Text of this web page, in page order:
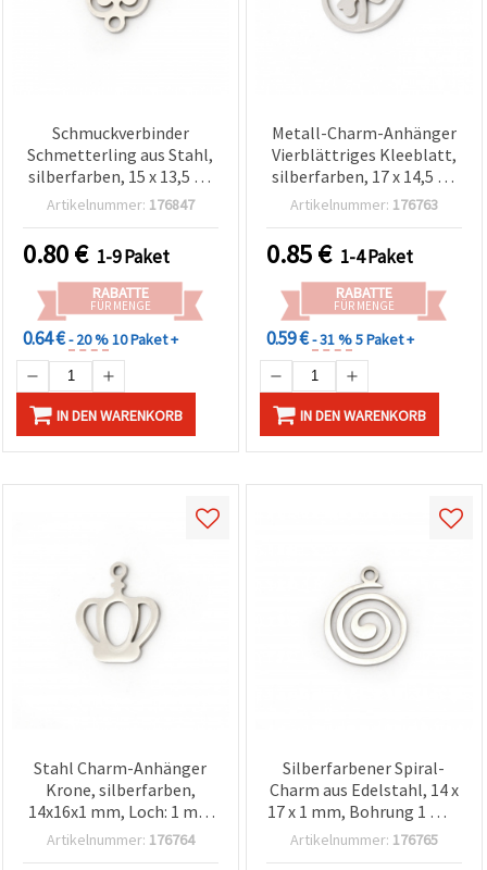
Schmuckverbinder
Schmetterling aus Stahl,
silberfarben, 15 x 13,5 x 1
mm, Loch 1,5 mm – 2
Artikelnummer: 176847
0.80€ 1-9 Paket
RABATTE
FÜR MENGE
0.64 €- 20 %10 Paket +
IN DEN WARENKORB
Metall-Charm-Anhänger
Vierblättriges Kleeblatt,
silberfarben, 17 x 14,5 x 1
mm, Loch Ø 1,5 mm, 2er-
Schmuckherstellung,
Basteln & Accessoires
Artikelnummer: 176763
0.85€ 1-4 Paket
RABATTE
FÜR MENGE
0.59 €- 31 %5 Paket +
IN DEN WARENKORB
Stahl Charm-Anhänger
Krone, silberfarben,
14x16x1 mm, Loch: 1 mm
– 2 Stück
Artikelnummer: 176764
Silberfarbener Spiral-
Charm aus Edelstahl, 14 x
17 x 1 mm, Bohrung 1 mm
– 2 Stück
Artikelnummer: 176765